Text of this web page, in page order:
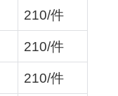
210/件
210/件
210/件